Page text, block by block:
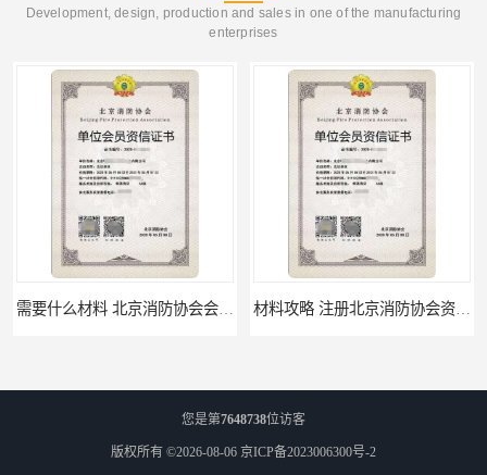
Development, design, production and sales in one of the manufacturing
enterprises
您是第7648738位访客
版权所有 ©2026-08-06 京ICP备2023006300号-2